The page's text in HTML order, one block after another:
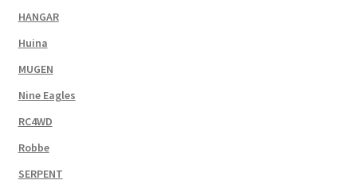
HANGAR
Huina
MUGEN
Nine Eagles
RC4WD
Robbe
SERPENT